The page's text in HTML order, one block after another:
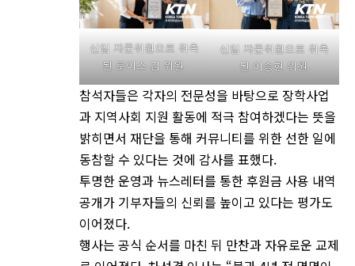
신임 자문위원으로 위촉
된 로이스 김 위원.
신임 자문위원으로 위촉
된 이승현 위원.
참석자들은 각자의 전문성을 바탕으로 장학사업
과 지역사회 지원 활동에 적극 참여하겠다는 뜻을
밝히면서 재단을 통해 커뮤니티를 위한 선한 일에
동참할 수 있다는 것에 감사를 표했다.
투명한 운영과 뉴스레터를 통한 후원금 사용 내역
공개가 기부자들의 신뢰를 높이고 있다는 평가도
이어졌다.
행사는 공식 순서를 마친 뒤 만찬과 자유로운 교제